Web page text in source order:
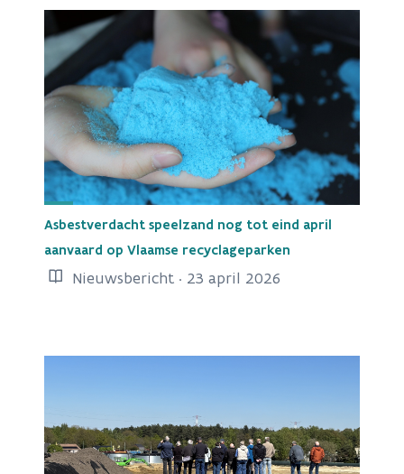
Asbestverdacht speelzand nog tot eind april
aanvaard op Vlaamse recyclageparken
Nieuwsbericht · 23 april 2026